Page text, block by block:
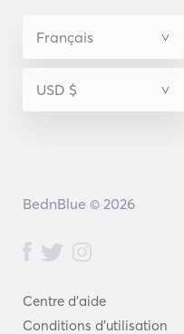
Centre d'aide
Conditions d'utilisation
BednBlue © 2026